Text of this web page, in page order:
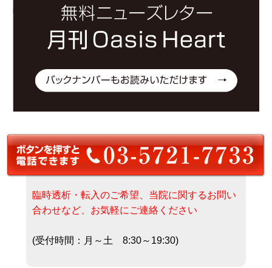
臨時透析・転入のご希望、当院に関するお問い
合わせなど、お気軽にご連絡ください
(受付時間：月～土 8:30～19:30)